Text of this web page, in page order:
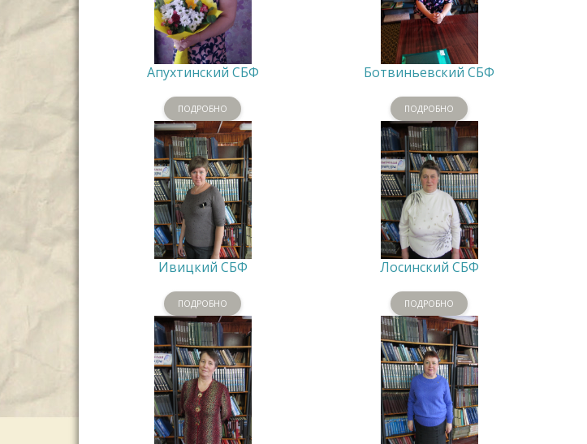
Апухтинский СБФ
ПОДРОБНО
Ботвиньевский СБФ
ПОДРОБНО
Ивицкий СБФ
ПОДРОБНО
Лосинский СБФ
ПОДРОБНО